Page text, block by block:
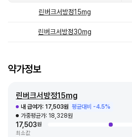
2. 건선성 관절염
없는 성인(18세 이상)의 활동성 건선성 관절염
(1) 강직성 척추염
기존 치료에 대한 반응이 적절하지 않은 성인
(2) 비방사선학적 축성 척추관절염
비스테로이드성 항염증제(NSAIDs) 약물에 적
CRP 수치 및/또는 MRI상 객관적인 염증의 징
활동성 비방사선학적 축성 척추관절염의 치료
4. 아토피 피부염
린버크서방정15mg
린버크서방정30mg
약가정보
린버크서방정15mg
내 급여가: 17,503원 평균대비 -4.5%
가중평균가: 18,328원
17,503원
최소값